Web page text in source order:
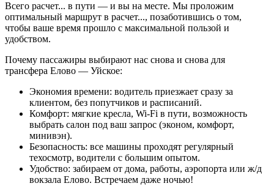
Всего расчет... в пути — и вы на месте. Мы проложим
оптимальный маршрут в расчет..., позаботившись о том,
чтобы ваше время прошло с максимальной пользой и
удобством.
Почему пассажиры выбирают нас снова и снова для
трансфера Елово — Уйское:
Экономия времени: водитель приезжает сразу за
клиентом, без попутчиков и расписаний.
Комфорт: мягкие кресла, Wi-Fi в пути, возможность
выбрать салон под ваш запрос (эконом, комфорт,
минивэн).
Безопасность: все машины проходят регулярный
техосмотр, водители с большим опытом.
Удобство: забираем от дома, работы, аэропорта или ж/д
вокзала Елово. Встречаем даже ночью!